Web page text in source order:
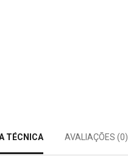
TÉCNICA AVALIAÇÕES (0)